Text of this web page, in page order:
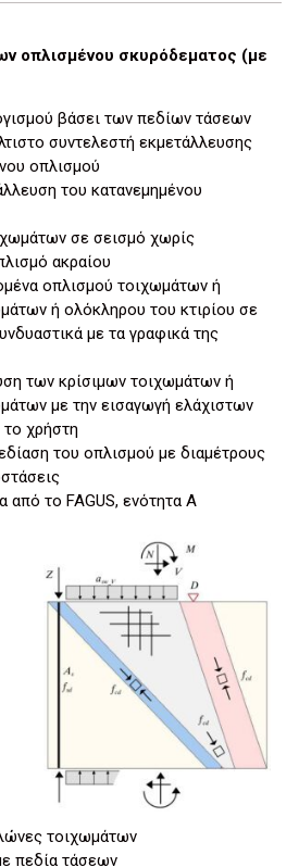
οπλισμένου σκυρόδεματος (με
βάσει των πεδίων τάσεων
συντελεστή εκμετάλλευσης
οπλισμού
του κατανεμημένου
σε σεισμό χωρίς
ακραίου
οπλισμού τοιχωμάτων ή
ή ολόκληρου του κτιρίου σε
με τα γραφικά της
των κρίσιμων τοιχωμάτων ή
με την εισαγωγή ελάχιστων
χρήστη
του οπλισμού με διαμέτρους
από το FAGUS, ενότητα A
τοιχωμάτων
πεδία τάσεων